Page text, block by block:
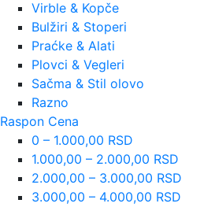
Virble & Kopče
Bulžiri & Stoperi
Praćke & Alati
Plovci & Vegleri
Sačma & Stil olovo
Razno
Raspon Cena
0 – 1.000,00 RSD
1.000,00 – 2.000,00 RSD
2.000,00 – 3.000,00 RSD
3.000,00 – 4.000,00 RSD